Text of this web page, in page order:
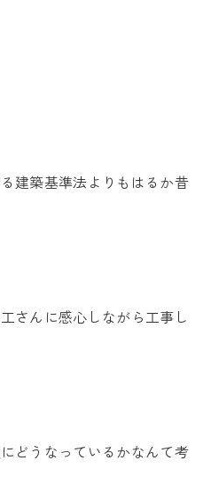
建築基準法よりもはるか昔
さんに感心しながら工事し
どうなっているかなんて考